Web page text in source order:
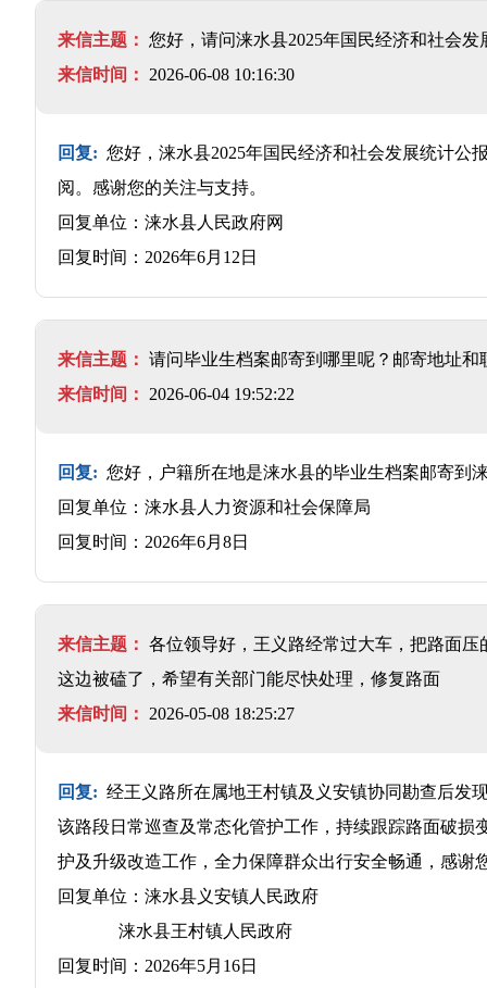
来信主题： 您好，请问涞水县2025年国民经济和社会
来信时间：
2026-06-08 10:16:30
回复: 您好，涞水县2025年国民经济和社会发展统计公
阅。感谢您的关注与支持。
回复单位：涞水县人民政府网
回复时间：2026年6月12日
来信主题： 请问毕业生档案邮寄到哪里呢？邮寄地址和
来信时间：
2026-06-04 19:52:22
回复: 您好，户籍所在地是涞水县的毕业生档案邮寄到
回复单位：涞水县人力资源和社会保障局
回复时间：2026年6月8日
来信主题： 各位领导好，王义路经常过大车，把路面
这边被磕了，希望有关部门能尽快处理，修复路面
来信时间：
2026-05-08 18:25:27
回复: 经王义路所在属地王村镇及义安镇协同勘查后发
该路段日常巡查及常态化管护工作，持续跟踪路面破
护及升级改造工作，全力保障群众出行安全畅通，感谢
回复单位：涞水县义安镇人民政府
涞水县王村镇人民政府
回复时间：2026年5月16日